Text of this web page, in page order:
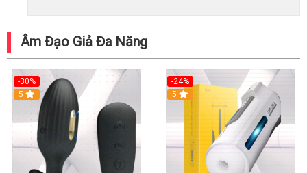
Âm Đạo Giả Đa Năng
-30%
5
-24%
5